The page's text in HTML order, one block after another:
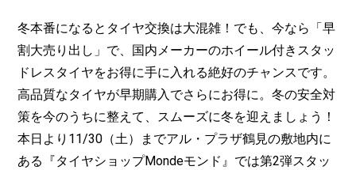
冬本番になるとタイヤ交換は大混雑！でも、今なら「早
割大売り出し」で、国内メーカーのホイール付きスタッ
ドレスタイヤをお得に手に入れる絶好のチャンスです。
高品質なタイヤが早期購入でさらにお得に。冬の安全対
策を今のうちに整えて、スムーズに冬を迎えましょう！
本日より11/30（土）までアル・プラザ鶴見の敷地内に
ある『タイヤショップMondeモンド』では第2弾スタッ